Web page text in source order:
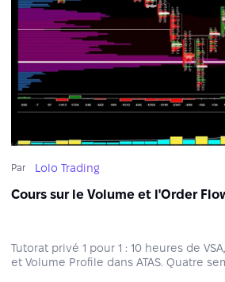
Par Lolo Trading
Cours sur le Volume et l'Order
Tutorat privé 1 pour 1 : 10 heures de
et Volume Profile dans ATAS. Quatre